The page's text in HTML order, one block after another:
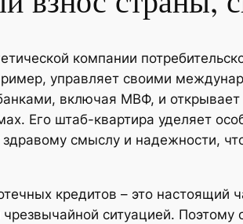
компании
управляет своими
включая МВФ, и
Его штаб-квартира уделяет
смыслу и надежности,
кредитов – это настоящий
ситуацией.